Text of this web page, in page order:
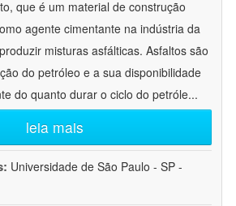
que é um material de construção
agente cimentante na indústria da
misturas asfálticas. Asfaltos são
do petróleo e a sua disponibilidade
do quanto durar o ciclo do petróle...
leia mais
Universidade de São Paulo - SP -